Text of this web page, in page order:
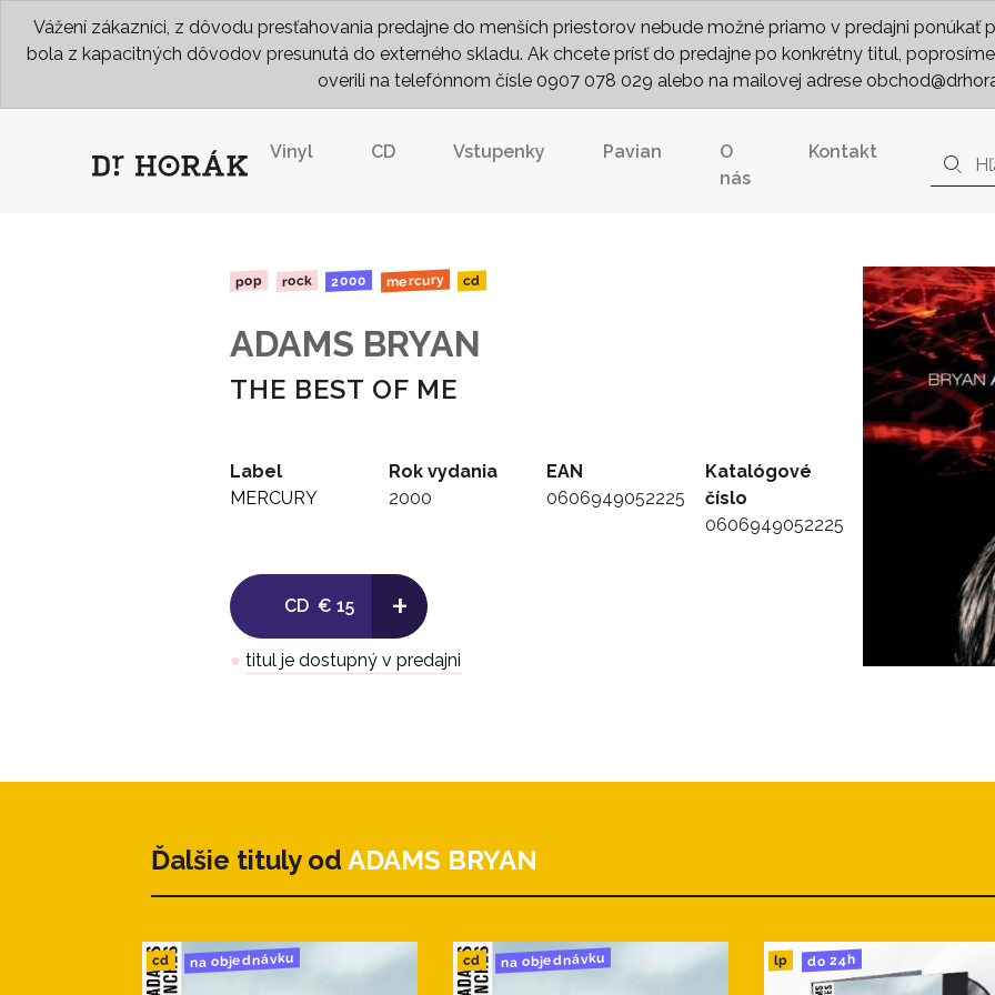
Vážení zákazníci, z dôvodu presťahovania predajne do menších priestorov nebude možné priamo v predajni
bola z kapacitných dôvodov presunutá do externého skladu. Ak chcete prísť do predajne po konkrétny titul,
overili na telefónnom čísle 0907 078 029 alebo na mailovej adrese
Vinyl CD Vstupenky Pavian
O
nás
Kontakt
pop rock 2000 mercury cd
ADAMS BRYAN
THE BEST OF ME
Label
MERCURY
Rok vydania
2000
EAN
0606949052225
Katalógové
číslo
0606949052225
CD € 15 +
● titul je dostupný v predajni
Ďalšie tituly od ADAMS BRYAN
cd na objednávku cd na objednávku lp do 24h